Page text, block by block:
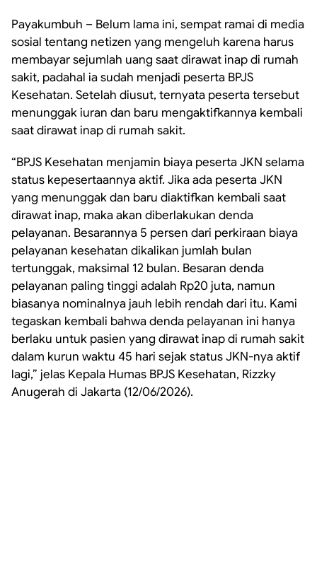
Payakumbuh – Belum lama ini, sempat ramai di media
sosial tentang netizen yang mengeluh karena harus
membayar sejumlah uang saat dirawat inap di rumah
sakit, padahal ia sudah menjadi peserta BPJS
Kesehatan. Setelah diusut, ternyata peserta tersebut
menunggak iuran dan baru mengaktifkannya kembali
saat dirawat inap di rumah sakit.
“BPJS Kesehatan menjamin biaya peserta JKN selama
status kepesertaannya aktif. Jika ada peserta JKN
yang menunggak dan baru diaktifkan kembali saat
dirawat inap, maka akan diberlakukan denda
pelayanan. Besarannya 5 persen dari perkiraan biaya
pelayanan kesehatan dikalikan jumlah bulan
tertunggak, maksimal 12 bulan. Besaran denda
pelayanan paling tinggi adalah Rp20 juta, namun
biasanya nominalnya jauh lebih rendah dari itu. Kami
tegaskan kembali bahwa denda pelayanan ini hanya
berlaku untuk pasien yang dirawat inap di rumah sakit
dalam kurun waktu 45 hari sejak status JKN-nya aktif
lagi,” jelas Kepala Humas BPJS Kesehatan, Rizzky
Anugerah di Jakarta (12/06/2026).